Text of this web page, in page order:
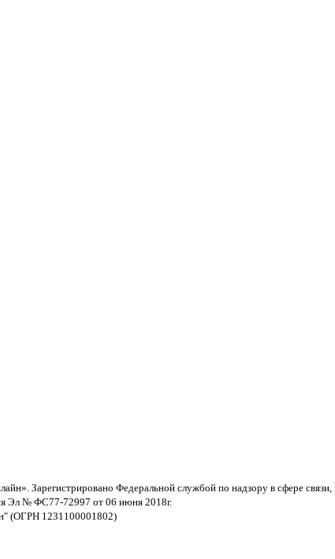
Зарегистрировано Федеральной службой по надзору в сфере
Эл № ФС77-72997 от 06 июня 2018г.
(ОГРН 1231100001802)